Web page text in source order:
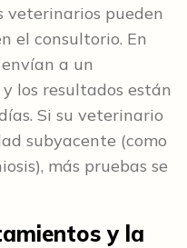
veterinarios pueden
el consultorio. En
a un
los resultados están
Si su veterinario
subyacente (como
más pruebas se
y la